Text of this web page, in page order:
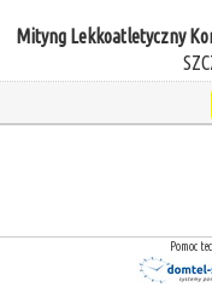
Mityng Lekkoatletyczny
Pomoc